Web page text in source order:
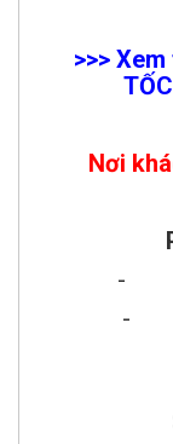
>>>
Nơi
-
- Chất
-